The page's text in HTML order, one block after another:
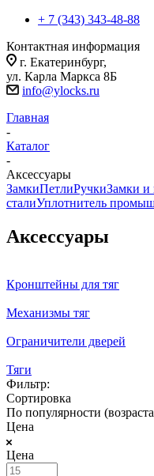
+ 7 (343) 343-48-88
Контактная информация
г. Екатеринбург,
ул. Карла Маркса 8Б
info@ylocks.ru
Главная
-
Каталог
-
Аксессуары
ЗамкиПетлиРучкиЗамки и
сталиУплотнитель
Аксессуары
Кронштейны для тяг
Механизмы тяг
Ограничители дверей
Тяги
Фильтр:
Сортировка
По популярности
Цена
Цена